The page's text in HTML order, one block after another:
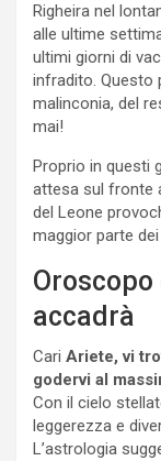
Righeira nel
alle ultime
ultimi giorni di
infradito. Questo
malinconia, del
mai!
Proprio in questi
attesa sul fronte
del Leone
maggior parte
accadrà
Cari Ariete, vi
godervi al
Con il cielo
leggerezza e
L’astrologia